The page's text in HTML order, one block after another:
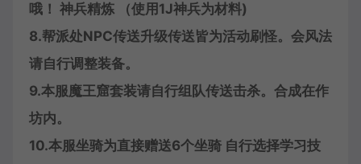
哦！ 神兵精炼 （使用1J神兵为材料)
8.帮派处NPC传送升级传送皆为活动刷怪。会风法
请自行调整装备。
9.本服魔王窟套装请自行组队传送击杀。合成在作
坊内。
10.本服坐骑为直接赠送6个坐骑 自行选择学习技